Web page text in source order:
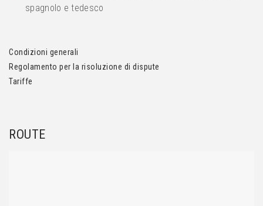
spagnolo e tedesco
Condizioni generali
Regolamento per la risoluzione di dispute
Tariffe
ROUTE